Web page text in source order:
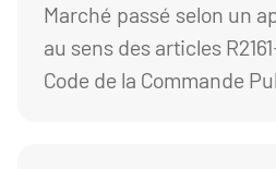
AMPHITHEATRES
Marché passé selon un
au sens des articles
Code de la Commande